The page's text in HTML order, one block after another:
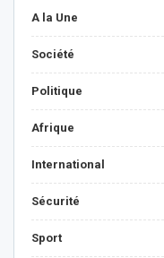
A la Une
Société
Politique
Afrique
International
Sécurité
Sport